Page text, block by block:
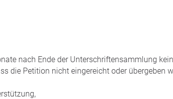
nach Ende der Unterschriftensammlung
die Petition nicht eingereicht oder übergeben